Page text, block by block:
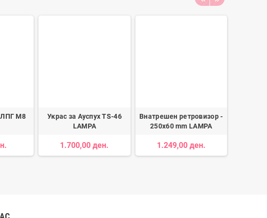
ЛПГ М8
Украс за Ауспух TS-46
LAMPA
1.700,00 ден.
Внатрешен ретровизор -
250x60 mm LAMPA
1.249,00 ден.